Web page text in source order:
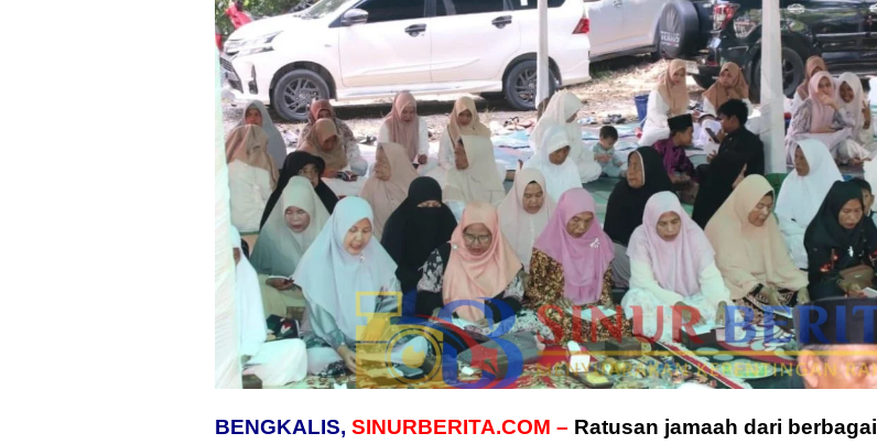
BENGKALIS, SINURBERITA.COM – Ratusan jamaah dari berbagai